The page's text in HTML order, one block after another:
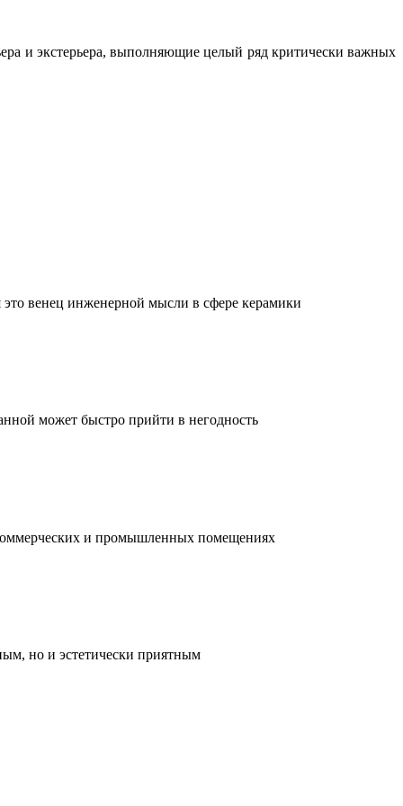
и экстерьера, выполняющие целый ряд критически важных
венец инженерной мысли в сфере керамики
может быстро прийти в негодность
и промышленных помещениях
но и эстетически приятным